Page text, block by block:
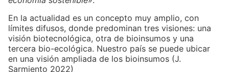
En la actualidad es un concepto muy amplio, con
límites difusos, donde predominan tres visiones: una
visión biotecnológica, otra de bioinsumos y una
tercera bio-ecológica. Nuestro país se puede ubicar
en una visión ampliada de los bioinsumos (J.
Sarmiento 2022)